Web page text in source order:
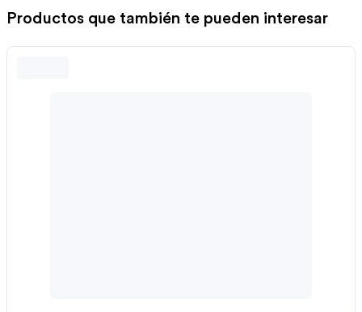
Productos que también te pueden interesar